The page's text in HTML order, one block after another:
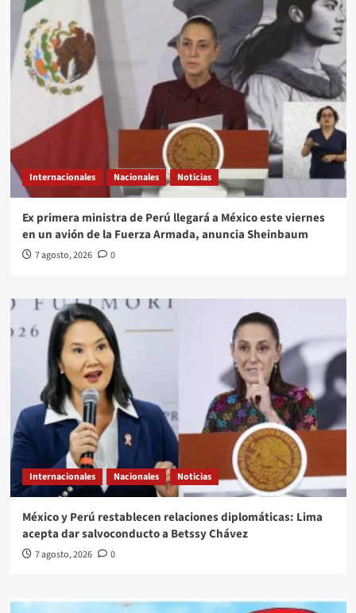
Internacionales Nacionales Noticias
Ex primera ministra de Perú llegará a México este viernes
en un avión de la Fuerza Armada, anuncia Sheinbaum
7 agosto, 2026 0
Internacionales Nacionales Noticias
México y Perú restablecen relaciones diplomáticas: Lima
acepta dar salvoconducto a Betssy Chávez
7 agosto, 2026 0